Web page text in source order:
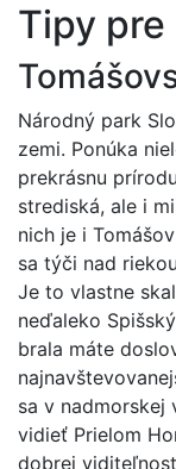
Tipy
Národný park
zemi. Ponúka
prekrásnu
strediská, ale i
nich je i
sa týči nad
Je to vlastne
neďaleko
brala máte
sa v nadmorskej
vidieť Prielom
dobrej